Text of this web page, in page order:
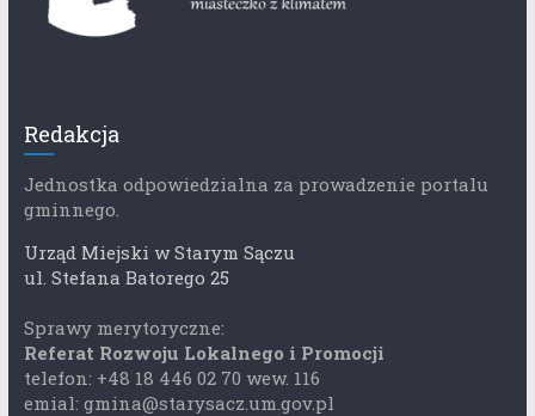
Redakcja
Jednostka odpowiedzialna za prowadzenie portalu
gminnego.
Urząd Miejski w Starym Sączu
ul. Stefana Batorego 25
Sprawy merytoryczne:
Referat Rozwoju Lokalnego i Promocji
telefon: +48 18 446 02 70 wew. 116
emial: gmina@starysacz.um.gov.pl